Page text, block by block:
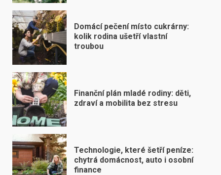
Domácí pečení místo cukrárny:
kolik rodina ušetří vlastní
troubou
Finanční plán mladé rodiny: děti,
zdraví a mobilita bez stresu
Technologie, které šetří peníze:
chytrá domácnost, auto i osobní
finance